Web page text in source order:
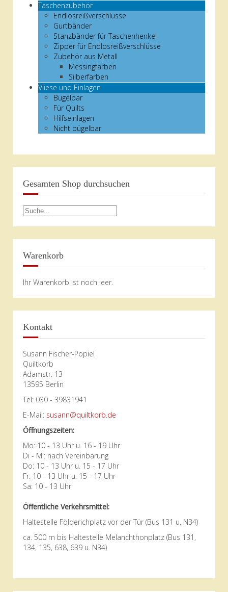
Taschenzubehör
Endlosreißverschlüsse
Gurtbänder
Stanzbänder für Taschenhenkel
Zipper für Endlosreißverschlüsse
Zubehör aus Metall
Messingfarben
Silberfarben
Vliese und Einlagen
Bügelbar
Für Quilts
Hilfseinlagen
Nicht bügelbar
Gesamten Shop durchsuchen
Warenkorb
Ihr Warenkorb ist noch leer.
Kontakt
Susann Fischer-Popiel
Quiltkorb
Adamstr. 13
13595 Berlin
Tel: 030 - 39831941
E-Mail: susann@quiltkorb.de
Öffnungszeiten:
Mo: 10 - 13 Uhr u. 16 - 19 Uhr
Di - Mi: nach Vereinbarung
Do: 10 - 13 Uhr u. 15 - 17 Uhr
Fr: 10 - 13 Uhr u. 15 - 17 Uhr
Sa: 10 - 13 Uhr
Öffentliche Verkehrsmittel:
Haltestelle Földerichplatz vor der Tür (Bus 131 u. N34)
ca. 500 m bis Haltestelle Melanchthonplatz (Bus 131,
134, 135, 638, 639 u. N34)